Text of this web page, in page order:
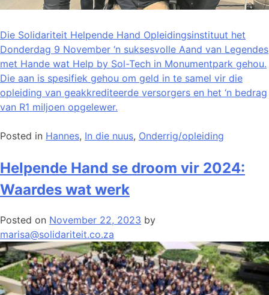
Die Solidariteit Helpende Hand Opleidingsinstituut het
Donderdag 9 November ‘n suksesvolle Aand van Legendes
met Hande wat Help by Sol-Tech in Monumentpark gehou.
Die aan is spesifiek gehou om geld in te samel vir die
opleiding van geakkrediteerde versorgers en het ‘n bedrag
van R1 miljoen opgelewer.
Posted in Hannes, In die nuus, Onderrig/opleiding
Helpende Hand se droom vir 2024:
Waardes wat werk
Posted on November 22, 2023 by
marisa@solidariteit.co.za